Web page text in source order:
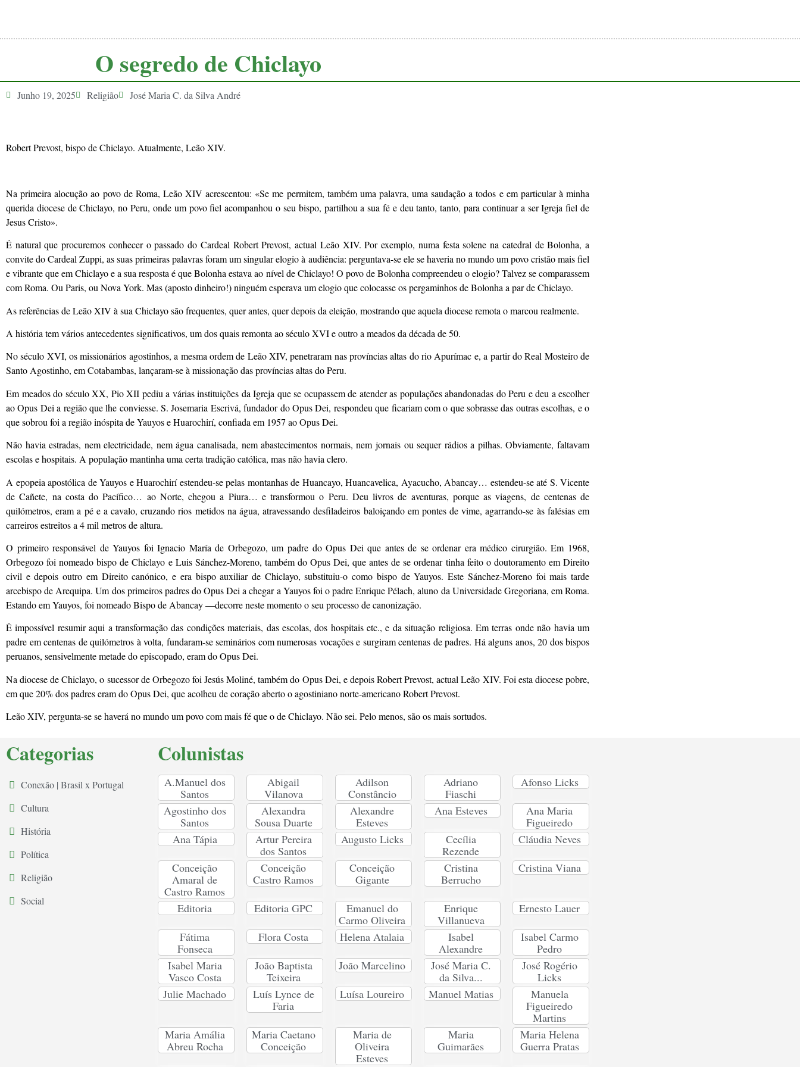
O segredo de Chiclayo
Junho 19, 2025 Religião José Maria C. da Silva André
Robert Prevost, bispo de Chiclayo. Atualmente, Leão XIV.
Na primeira alocução ao povo de Roma, Leão XIV acrescentou: «Se me permitem, também uma palavra, uma saudação a todos e em particular à minha
querida diocese de Chiclayo, no Peru, onde um povo fiel acompanhou o seu bispo, partilhou a sua fé e deu tanto, tanto, para continuar a ser Igreja fiel de
Jesus Cristo».
É natural que procuremos conhecer o passado do Cardeal Robert Prevost, actual Leão XIV. Por exemplo, numa festa solene na catedral de Bolonha, a
convite do Cardeal Zuppi, as suas primeiras palavras foram um singular elogio à audiência: perguntava-se ele se haveria no mundo um povo cristão mais fiel
e vibrante que em Chiclayo e a sua resposta é que Bolonha estava ao nível de Chiclayo! O povo de Bolonha compreendeu o elogio? Talvez se comparassem
com Roma. Ou Paris, ou Nova York. Mas (aposto dinheiro!) ninguém esperava um elogio que colocasse os pergaminhos de Bolonha a par de Chiclayo.
As referências de Leão XIV à sua Chiclayo são frequentes, quer antes, quer depois da eleição, mostrando que aquela diocese remota o marcou realmente.
A história tem vários antecedentes significativos, um dos quais remonta ao século XVI e outro a meados da década de 50.
No século XVI, os missionários agostinhos, a mesma ordem de Leão XIV, penetraram nas províncias altas do rio Apurímac e, a partir do Real Mosteiro de
Santo Agostinho, em Cotabambas, lançaram-se à missionação das províncias altas do Peru.
Em meados do século XX, Pio XII pediu a várias instituições da Igreja que se ocupassem de atender as populações abandonadas do Peru e deu a escolher
ao Opus Dei a região que lhe conviesse. S. Josemaria Escrivá, fundador do Opus Dei, respondeu que ficariam com o que sobrasse das outras escolhas, e o
que sobrou foi a região inóspita de Yauyos e Huarochirí, confiada em 1957 ao Opus Dei.
Não havia estradas, nem electricidade, nem água canalisada, nem abastecimentos normais, nem jornais ou sequer rádios a pilhas. Obviamente, faltavam
escolas e hospitais. A população mantinha uma certa tradição católica, mas não havia clero.
A epopeia apostólica de Yauyos e Huarochirí estendeu-se pelas montanhas de Huancayo, Huancavelica, Ayacucho, Abancay… estendeu-se até S. Vicente
de Cañete, na costa do Pacífico… ao Norte, chegou a Piura… e transformou o Peru. Deu livros de aventuras, porque as viagens, de centenas de
quilómetros, eram a pé e a cavalo, cruzando rios metidos na água, atravessando desfiladeiros baloiçando em pontes de vime, agarrando-se às falésias em
carreiros estreitos a 4 mil metros de altura.
O primeiro responsável de Yauyos foi Ignacio María de Orbegozo, um padre do Opus Dei que antes de se ordenar era médico cirurgião. Em 1968,
Orbegozo foi nomeado bispo de Chiclayo e Luis Sánchez-Moreno, também do Opus Dei, que antes de se ordenar tinha feito o doutoramento em Direito
civil e depois outro em Direito canónico, e era bispo auxiliar de Chiclayo, substituiu-o como bispo de Yauyos. Este Sánchez-Moreno foi mais tarde
arcebispo de Arequipa. Um dos primeiros padres do Opus Dei a chegar a Yauyos foi o padre Enrique Pélach, aluno da Universidade Gregoriana, em Roma.
Estando em Yauyos, foi nomeado Bispo de Abancay —decorre neste momento o seu processo de canonização.
É impossível resumir aqui a transformação das condições materiais, das escolas, dos hospitais etc., e da situação religiosa. Em terras onde não havia um
padre em centenas de quilómetros à volta, fundaram-se seminários com numerosas vocações e surgiram centenas de padres. Há alguns anos, 20 dos bispos
peruanos, sensivelmente metade do episcopado, eram do Opus Dei.
Na diocese de Chiclayo, o sucessor de Orbegozo foi Jesús Moliné, também do Opus Dei, e depois Robert Prevost, actual Leão XIV. Foi esta diocese pobre,
em que 20% dos padres eram do Opus Dei, que acolheu de coração aberto o agostiniano norte-americano Robert Prevost.
Leão XIV, pergunta-se se haverá no mundo um povo com mais fé que o de Chiclayo. Não sei. Pelo menos, são os mais sortudos.
Categorias
Conexão | Brasil x Portugal
Cultura
História
Política
Religião
Social
Colunistas
A.Manuel dos
Santos
Abigail
Vilanova
Adilson
Constâncio
Adriano
Fiaschi
Afonso Licks
Agostinho dos
Santos
Alexandra
Sousa Duarte
Alexandre
Esteves
Ana Esteves
Ana Maria
Figueiredo
Ana Tápia
Artur Pereira
dos Santos
Augusto Licks
Cecília
Rezende
Cláudia Neves
Conceição
Amaral de
Castro Ramos
Conceição
Castro Ramos
Conceição
Gigante
Cristina
Berrucho
Cristina Viana
Editoria Editoria GPC
Emanuel do
Carmo Oliveira
Enrique
Villanueva
Ernesto Lauer
Fátima
Fonseca
Flora Costa Helena Atalaia
Isabel
Alexandre
Isabel Carmo
Pedro
Isabel Maria
Vasco Costa
João Baptista
Teixeira
João Marcelino
José Maria C.
da Silva...
José Rogério
Licks
Julie Machado
Luís Lynce de
Faria
Luísa Loureiro Manuel Matias
Manuela
Figueiredo
Martins
Maria Amália
Abreu Rocha
Maria Caetano
Conceição
Maria de
Oliveira
Esteves
Maria
Guimarães
Maria Helena
Guerra Pratas